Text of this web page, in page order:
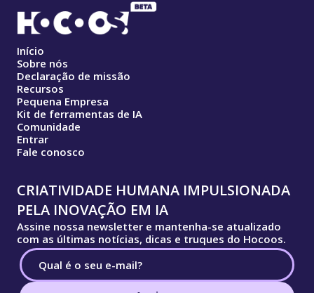
Início
Sobre nós
Declaração de missão
Recursos
Pequena Empresa
Kit de ferramentas de IA
Comunidade
Entrar
Fale conosco
CRIATIVIDADE HUMANA IMPULSIONADA
PELA INOVAÇÃO EM IA
Assine nossa newsletter e mantenha-se atualizado
com as últimas notícias, dicas e truques do Hocoos.